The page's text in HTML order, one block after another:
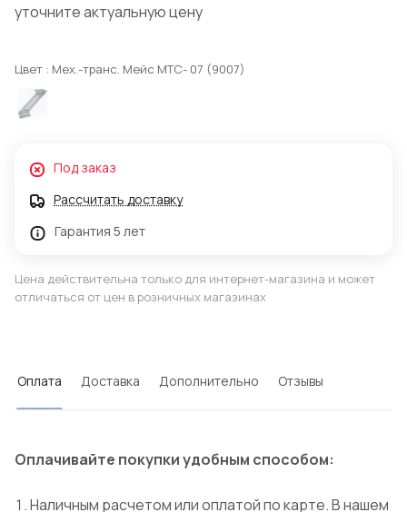
уточните актуальную цену
Цвет : Мех.-транс. Мейс МТС- 07 (9007)
Под заказ
Рассчитать доставку
Гарантия 5 лет
Цена действительна только для интернет-магазина и может
отличаться от цен в розничных магазинах
Оплата Доставка Дополнительно Отзывы
Оплачивайте покупки удобным способом:
Наличным расчетом или оплатой по карте. В нашем